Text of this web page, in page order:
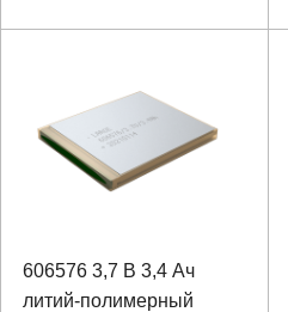
606576 3,7 В 3,4 Ач
литий-полимерный